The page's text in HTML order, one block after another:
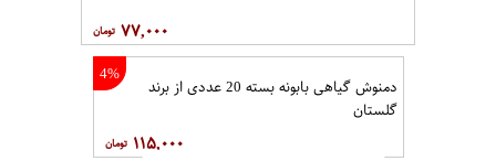
۷۷,۰۰۰
4%
دمنوش گیاهی بابونه بسته 20 عددی از برند
گلستان
۱۱۵,۰۰۰